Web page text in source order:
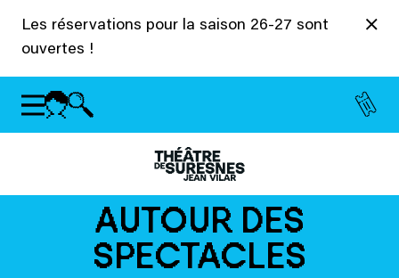
Les réservations pour la saison 26-27 sont
ouvertes !
AUTOUR DES
SPECTACLES